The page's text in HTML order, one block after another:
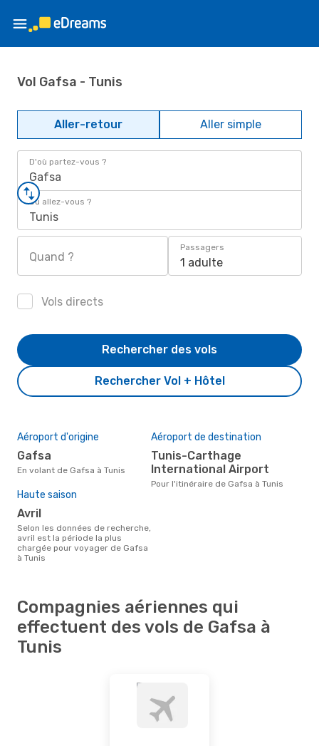
Vol Gafsa - Tunis
Aller-retour Aller simple
D'où partez-vous ?
Gafsa
Où allez-vous ?
Tunis
Quand ?
Passagers
1 adulte
Vols directs
Rechercher Vol + Hôtel
Rechercher des vols
Aéroport d'origine
Gafsa
En volant de Gafsa à Tunis
Aéroport de destination
Tunis-Carthage
International Airport
Pour l'itinéraire de Gafsa à Tunis
Haute saison
avril
Selon les données de recherche,
avril est la période la plus
chargée pour voyager de Gafsa
à Tunis
Compagnies aériennes qui
effectuent des vols de Gafsa à
Tunis